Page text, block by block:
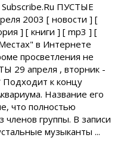
ПУСТЫЕ
2003 [ новости ] [
] [ книги ] [ mp3 ] [
в Интернете
просветления не
29 апреля , вторник -
к концу
Название его
что полностью
группы. В записи
музыканты ...